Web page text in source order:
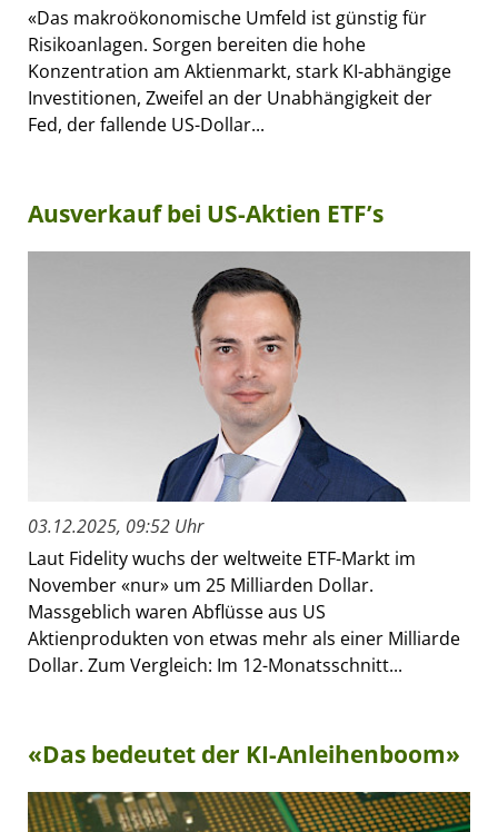
«Das makroökonomische Umfeld ist günstig für
Risikoanlagen. Sorgen bereiten die hohe
Konzentration am Aktienmarkt, stark KI-abhängige
Investitionen, Zweifel an der Unabhängigkeit der
Fed, der fallende US-Dollar...
Ausverkauf bei US-Aktien ETF’s
03.12.2025, 09:52 Uhr
Laut Fidelity wuchs der weltweite ETF-Markt im
November «nur» um 25 Milliarden Dollar.
Massgeblich waren Abflüsse aus US
Aktienprodukten von etwas mehr als einer Milliarde
Dollar. Zum Vergleich: Im 12-Monatsschnitt...
«Das bedeutet der KI-Anleihenboom»